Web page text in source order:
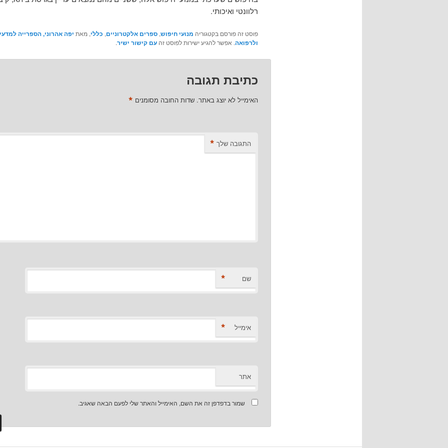
רלוונטי ואיכותי.
פוסט זה פורסם בקטגוריה מנועי חיפוש, ספרים אלקטרוניים, כללי, מאת יפה אהרוני, הספרייה
ולרפואה. אפשר להגיע ישירות לפוסט זה עם קישור ישיר.
כתיבת תגובה
האימייל לא יוצג באתר. שדות החובה מסומנים *
התגובה שלך *
שם *
אימייל *
אתר
שמור בדפדפן זה את השם, האימייל והאתר שלי לפעם הבאה שאגיב.